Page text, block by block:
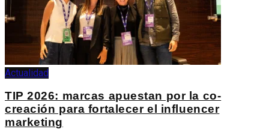
Actualidad
TIP 2026: marcas apuestan por la co-
creación para fortalecer el influencer
marketing